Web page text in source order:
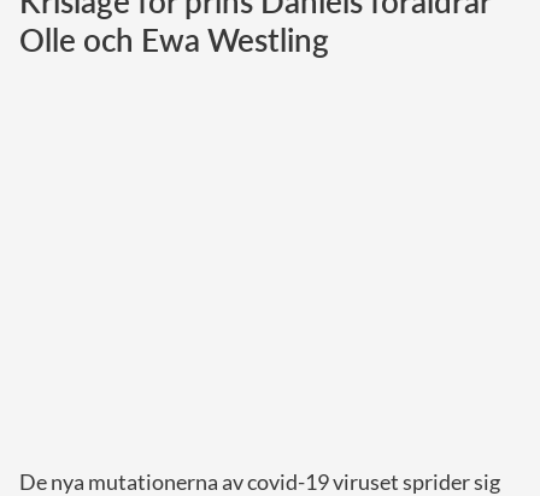
Norska kungahuset
Olle och Ewa Westling
De nya mutationerna av covid-19 viruset sprider sig